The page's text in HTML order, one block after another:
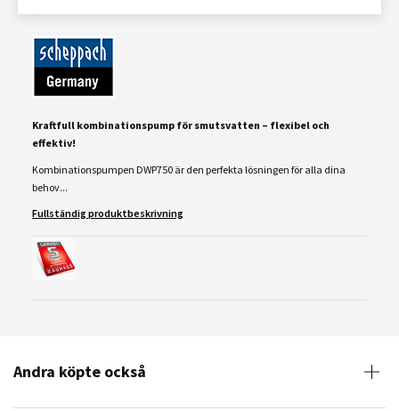
Kraftfull kombinationspump för smutsvatten – flexibel och
effektiv!
Kombinationspumpen DWP750 är den perfekta lösningen för alla dina
behov...
Fullständig produktbeskrivning
Andra köpte också